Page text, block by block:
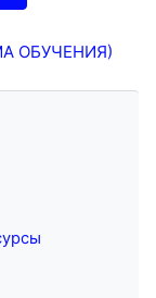
Поиск курса
ОБУЧЕНИЯ)